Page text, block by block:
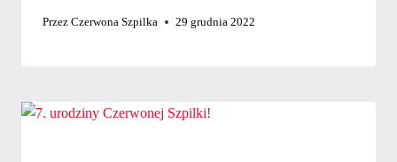
Przez Czerwona Szpilka 29 grudnia 2022